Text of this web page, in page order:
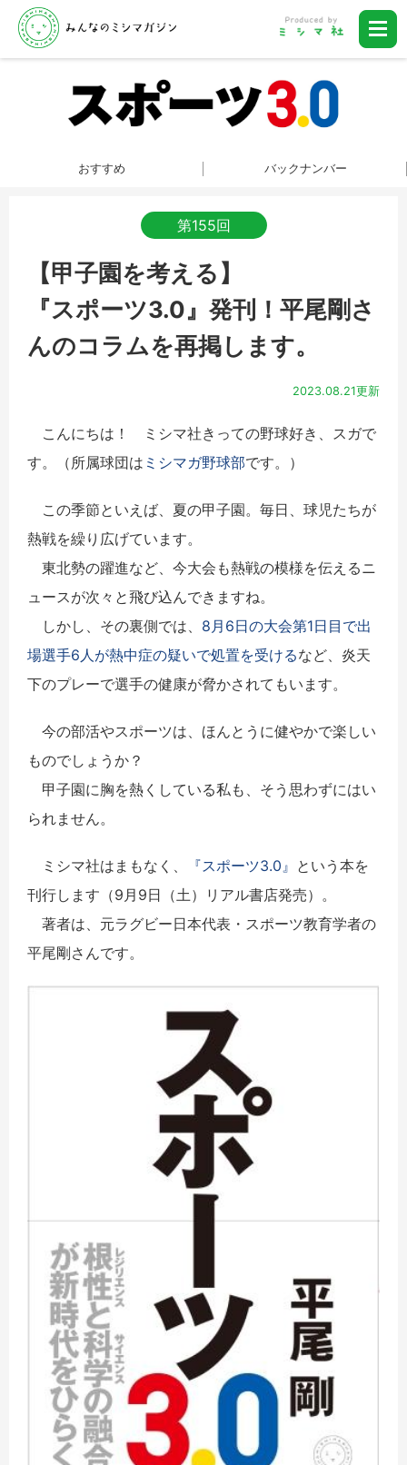
おすすめ バックナンバー
第155回
【甲子園を考える】
『スポーツ3.0』発刊！平尾剛さ
んのコラムを再掲します。
2023.08.21更新
こんにちは！ ミシマ社きっての野球好き、スガで
す。（所属球団は ミシマガ野球部です。）
この季節といえば、夏の甲子園。毎日、球児たちが
熱戦を繰り広げています。
東北勢の躍進など、今大会も熱戦の模様を伝えるニ
ュースが次々と飛び込んできますね。
しかし、その裏側では、 8月6日の大会第1日目で出
場選手6人が熱中症の疑いで処置を受けるなど、炎天
下のプレーで選手の健康が脅かされてもいます。
今の部活やスポーツは、ほんとうに健やかで楽しい
ものでしょうか？
甲子園に胸を熱くしている私も、そう思わずにはい
られません。
ミシマ社はまもなく、 『スポーツ3.0』 という本を
刊行します（9月9日（土）リアル書店発売）。
著者は、元ラグビー日本代表・スポーツ教育学者の
平尾剛さんです。